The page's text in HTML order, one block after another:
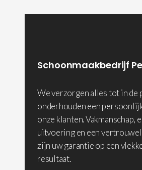
Schoonmaakbedrijf
We verzorgen alles tot in de
onderhouden een
onze klanten. Vakmanschap,
uitvoering en een
zijn uw garantie op een
resultaat.